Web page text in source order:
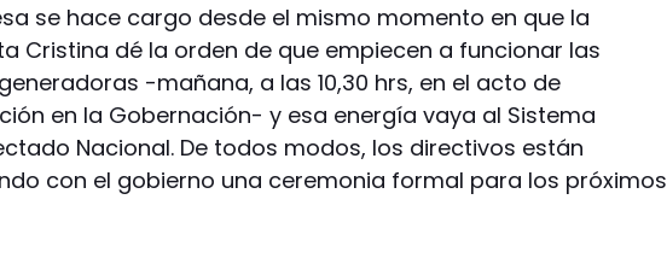
se hace cargo desde el mismo momento en que la
Cristina dé la orden de que empiecen a funcionar las
-mañana, a las 10,30 hrs, en el acto de
en la Gobernación- y esa energía vaya al Sistema
Nacional. De todos modos, los directivos están
con el gobierno una ceremonia formal para los próximos